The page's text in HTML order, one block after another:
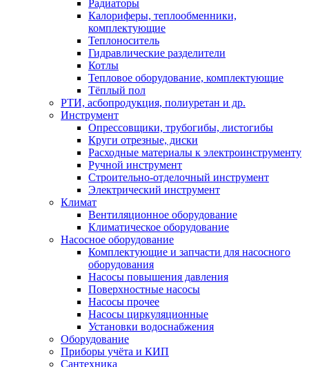
Радиаторы
Калориферы, теплообменники,
комплектующие
Теплоноситель
Гидравлические разделители
Котлы
Тепловое оборудование, комплектующие
Тёплый пол
РТИ, асбопродукция, полиуретан и др.
Инструмент
Опрессовщики, трубогибы, листогибы
Круги отрезные, диски
Расходные материалы к электроинструменту
Ручной инструмент
Строительно-отделочный инструмент
Электрический инструмент
Климат
Вентиляционное оборудование
Климатическое оборудование
Насосное оборудование
Комплектующие и запчасти для насосного
оборудования
Насосы повышения давления
Поверхностные насосы
Насосы прочее
Насосы циркуляционные
Установки водоснабжения
Оборудование
Приборы учёта и КИП
Сантехника